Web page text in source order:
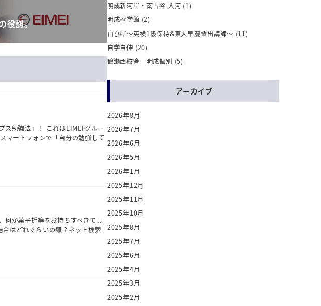
役割。
ス勉強法」！ これはEIMEIグルー
マートフォンで「自分の勉強して
何か菓子折等をお持ちすべきでし
はどれぐらいの額？ネット検索
明成新河岸・南古谷 大河 (1)
明成極学館 (2)
白ひげ～英検1級保持&東大早慶輩出講師～ (11)
自学自伸 (20)
鶴瀬西校舎 明成個別 (5)
アーカイブ
2026年8月
2026年7月
2026年6月
2026年5月
2026年1月
2025年12月
2025年11月
2025年10月
2025年8月
2025年7月
2025年6月
2025年4月
2025年3月
2025年2月